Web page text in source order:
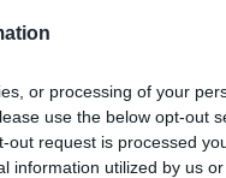
or processing of your
use the below opt-out
out request is processed
information utilized by us
17 πυροσβέστεςμε 8